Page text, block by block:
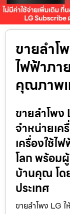
ขายลำโ
ไฟฟ้าภา
คุณภาพ
ขายลำโพ
จำหน่ายเค
เครื่องใช้
โลก พร้อม
บ้านคุณ โด
ประเทศ
ขายลำโพง LG